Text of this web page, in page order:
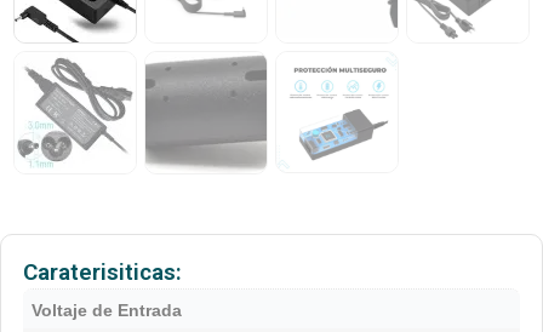
Caraterisiticas:
Voltaje de Entrada